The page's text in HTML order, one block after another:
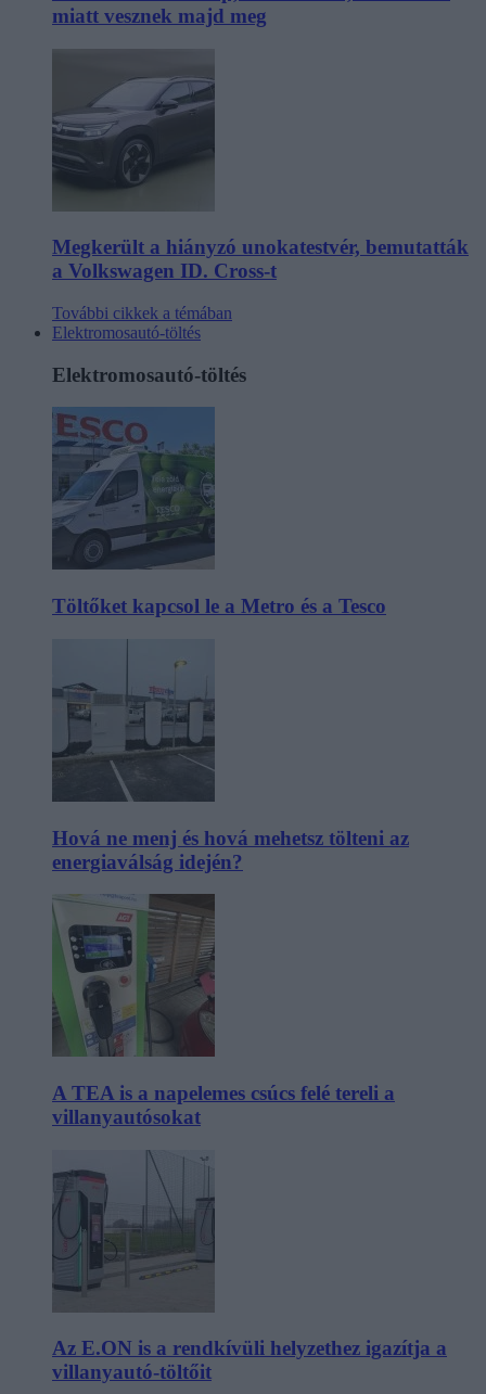
miatt vesznek majd meg
Megkerült a hiányzó unokatestvér, bemutatták
a Volkswagen ID. Cross-t
További cikkek a témában
Elektromosautó-töltés
Elektromosautó-töltés
Töltőket kapcsol le a Metro és a Tesco
Hová ne menj és hová mehetsz tölteni az
energiaválság idején?
A TEA is a napelemes csúcs felé tereli a
villanyautósokat
Az E.ON is a rendkívüli helyzethez igazítja a
villanyautó-töltőit